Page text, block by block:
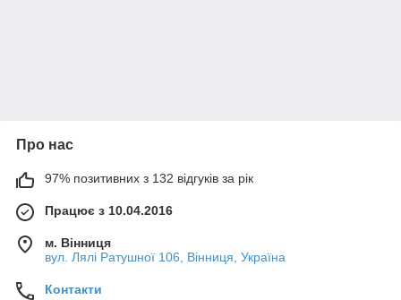
Про нас
97% позитивних з 132 відгуків за рік
Працює з 10.04.2016
м. Вінниця
вул. Лялі Ратушної 106, Вінниця, Україна
Контакти